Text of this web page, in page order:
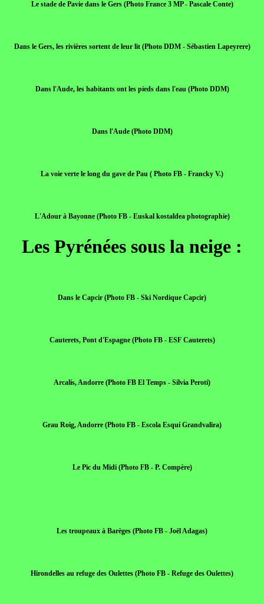
Le stade de Pavie dans le Gers (Photo France 3 MP - Pascale Conte)
Dans le Gers, les rivières sortent de leur lit (Photo DDM - Sébastien Lapeyrere)
Dans l'Aude, les habitants ont les pieds dans l'eau (Photo DDM)
Dans l'Aude (Photo DDM)
La voie verte le long du gave de Pau ( Photo FB - Francky V.)
L'Adour à Bayonne (Photo FB - Euskal kostaldea photographie)
Les Pyrénées sous la neige :
Dans le Capcir (Photo FB - Ski Nordique Capcir)
Cauterets, Pont d'Espagne (Photo FB - ESF Cauterets)
Arcalís, Andorre (Photo FB El Temps - Sílvia Peroti)
Grau Roig, Andorre (Photo FB - Escola Esquí Grandvalira)
Le Pic du Midi (Photo FB - P. Compère)
Les troupeaux à Barèges (Photo FB - Joël Adagas)
Hirondelles au refuge des Oulettes (Photo FB - Refuge des Oulettes)